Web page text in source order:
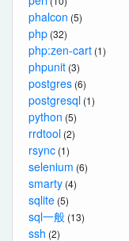
phalcon (5)
php (32)
php:zen-cart (1)
phpunit (3)
postgres (6)
postgresql (1)
python (5)
rrdtool (2)
rsync (1)
selenium (6)
smarty (4)
sqlite (5)
sql一般 (13)
ssh (2)